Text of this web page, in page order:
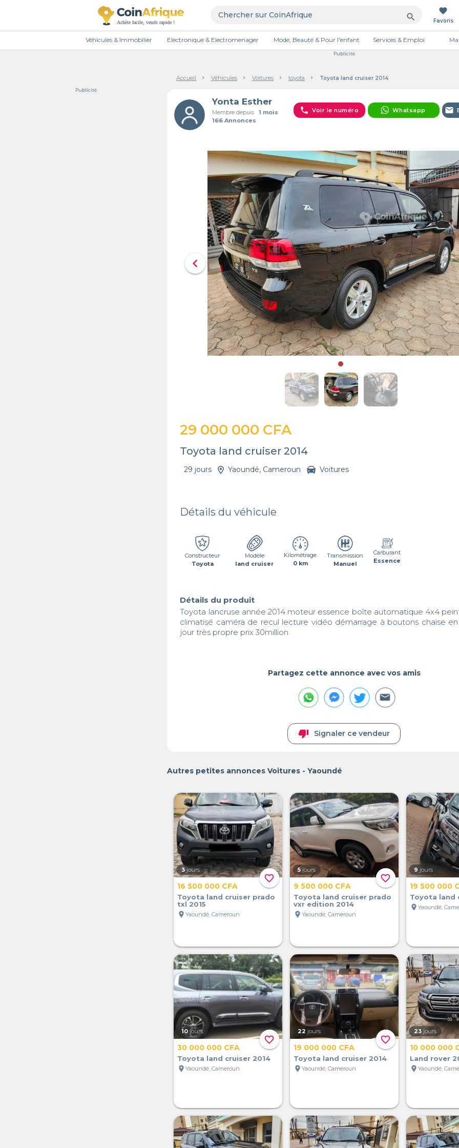
search
favorite
Favoris
Véhicules & Immobilier Electronique & Electromenager Mode, Beauté & Pour l'enfant Services & Emploi
Publicité
Accueil Véhicules Voitures toyota Toyota land cruiser 2014
Publicité
Yonta Esther
Membre depuis1 mois
166 Annonces
phone Voir le numéro Whatsapp email
chevron_left
29 000 000 CFA
Toyota land cruiser 2014
29 jours Yaoundé, Cameroun Voitures
Détails du véhicule
Constructeur
Toyota
Modèle
land cruiser
Kilométrage
0 km
Transmission
Manuel
Carburant
Essence
Détails du produit
Toyota lancruse année 2014 moteur essence boîte automatique 4x4
climatisé caméra de recul lecture vidéo démarrage à boutons chaise
jour très propre prix 30million
Partagez cette annonce avec vos amis
thumb_down Signaler ce vendeur
Autres petites annonces Voitures - Yaoundé
favorite_border
3 jours
16 500 000 CFA
Toyota land cruiser prado
txl 2015
location_on Yaoundé, Cameroun
favorite_border
5 jours
9 500 000 CFA
Toyota land cruiser prado
vxr edition 2014
location_on Yaoundé, Cameroun
9 jours
19 500 000
Toyota land
location_on Yaoundé,
favorite_border
10 jours
30 000 000 CFA
Toyota land cruiser 2014
location_on Yaoundé, Cameroun
favorite_border
22 jours
19 000 000 CFA
Toyota land cruiser 2014
location_on Yaoundé, Cameroun
23 jours
10 000 000
Land rover
location_on Yaoundé,